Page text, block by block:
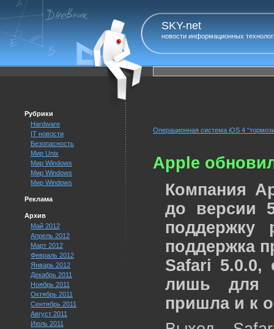
SKY-net
новости информационных
Рубрики
Hardware
IT новости
Безопасность
Мир Unix
Мир Windows
Мир Windows
Мир Windows
Реклама
Архив
Май 2012
Апрель 2012
Март 2012
Февраль 2012
Январь 2012
Декабрь 2011
Ноябрь 2011
Октябрь 2011
Сентябрь 2011
Август 2011
Июль 2011
Операционная система iOS 4
Apple
Компания
до версии
поддержку
поддержка
Safari 5.0.0,
лишь для
пришла и к